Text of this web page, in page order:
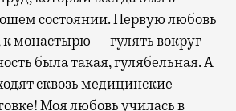
состоянии. Первую любовь
к монастырю — гулять вокруг
была такая, гулябельная. А
сквозь медицинские
Моя любовь училась в